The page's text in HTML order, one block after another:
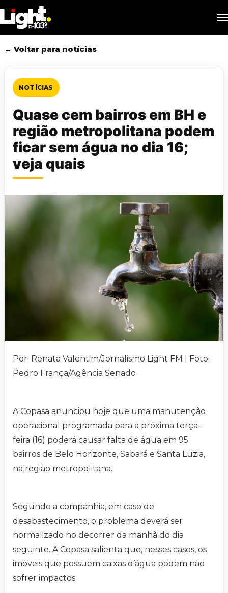
to
main
content
← Voltar para notícias
NOTÍCIAS
Quase cem bairros em BH e
região metropolitana podem
ficar sem água no dia 16;
veja quais
Por: Renata Valentim/Jornalismo Light FM | Foto:
Pedro França/Agência Senado
A Copasa anunciou hoje que uma manutenção
operacional programada para a próxima terça-
feira (16) poderá causar falta de água em 95
bairros de Belo Horizonte, Sabará e Santa Luzia,
na região metropolitana.
Segundo a companhia, em caso de
desabastecimento, o problema deverá ser
normalizado no decorrer da manhã do dia
seguinte. A Copasa salienta que, nesses casos, os
imóveis que possuem caixas d’água podem não
sofrer impactos.